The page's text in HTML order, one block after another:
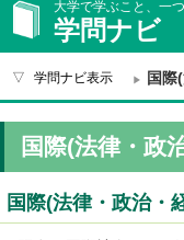
大学で学ぶこと、一
学問ナビ
学問ナビ表示 国際
国際(法律・政
国際(法律・政治・